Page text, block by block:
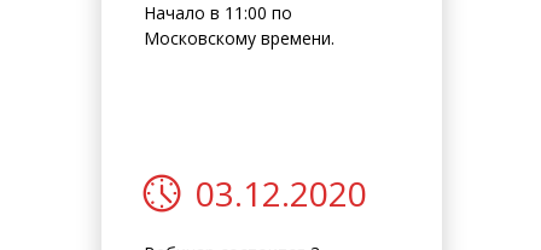
Начало в 11:00 по
Московскому времени.
03.12.2020